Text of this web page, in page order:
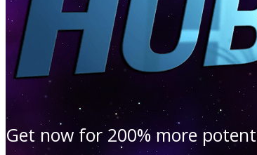
Get now for 200% more